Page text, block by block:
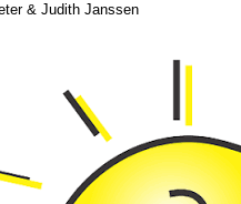
Omschrijving
Fruitvulling
& Judith Janssen